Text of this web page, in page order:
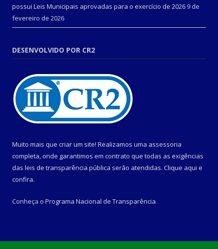
possui Leis Municipais aprovadas para o exercício de 2026 9 de
fevereiro de 2026
DESENVOLVIDO POR CR2
Muito mais que criar um site! Realizamos uma assessoria
completa, onde garantimos em contrato que todas as exigências
das leis de transparência pública serão atendidas. Clique aqui e
confira.
Conheça o Programa Nacional de Transparência